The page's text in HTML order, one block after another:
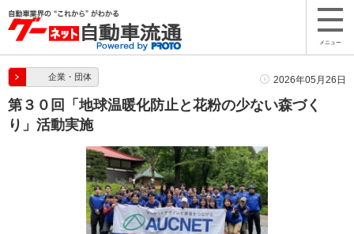
メニュー
企業・団体 2026年05月26日
第３０回「地球温暖化防止と花粉の少ない森づく
り」活動実施